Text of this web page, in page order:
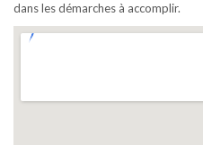
dans les démarches à accomplir.